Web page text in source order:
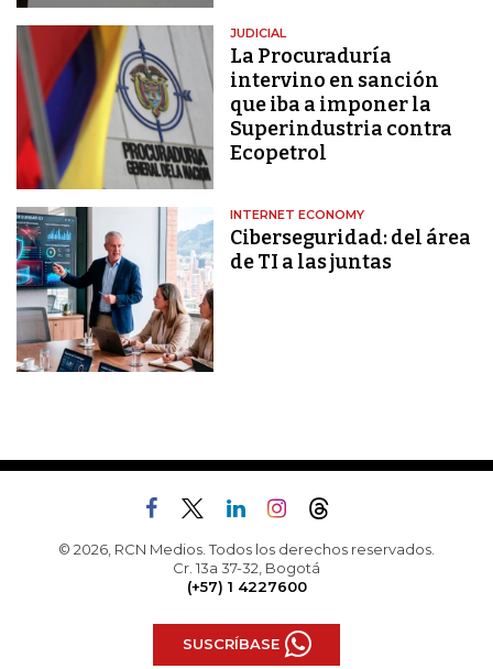
JUDICIAL
La Procuraduría
intervino en sanción
que iba a imponer la
Superindustria contra
Ecopetrol
INTERNET ECONOMY
Ciberseguridad: del área
de TI a las juntas
© 2026, RCN Medios. Todos los derechos reservados.
Cr. 13a 37-32, Bogotá
(+57) 1 4227600
SUSCRÍBASE